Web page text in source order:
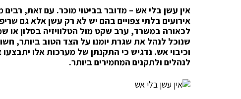
אין עשן בלי אש – מדובר בביטוי מוכר. עם זאת,
אירועים בלתי צפויים בהם יש לא רק עשן אלא גם
לכאורה במשרד, ערב שקט מול הטלוויזיה בסלון
שנוכל לנהל את שגרת יומנו על הצד הטוב ביותר,
וכיבוי אש. נדגיש כי התקנתן של מערכות אלו
לנהלים ולתקנים המחמירים ביותר.